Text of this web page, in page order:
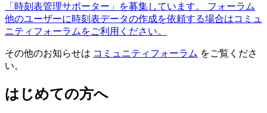
「時刻表管理サポーター」を募集しています。
フォーラム
他のユーザーに時刻表データの作成を依頼する場合はコミュ
ニティフォーラムをご利用ください。
その他のお知らせは コミュニティフォーラム をご覧くださ
い。
はじめての方へ